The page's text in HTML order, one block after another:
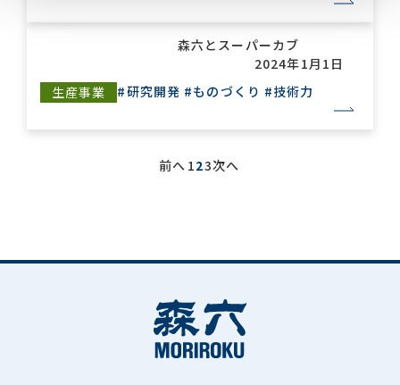
森六とスーパーカブ
2024年1月1日
生産事業
#研究開発 #ものづくり #技術力
前へ 123次へ